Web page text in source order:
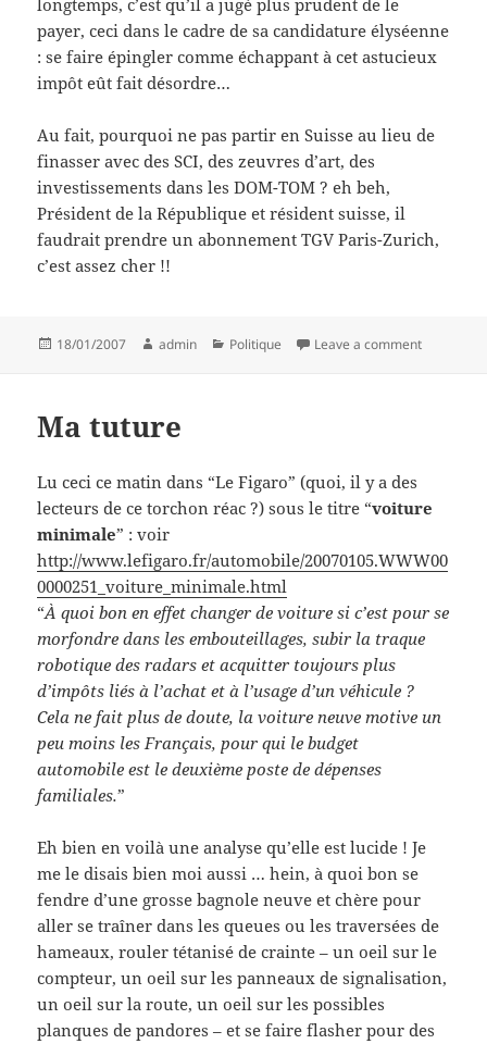
longtemps, c’est qu’il a jugé plus prudent de le
payer, ceci dans le cadre de sa candidature élyséenne
: se faire épingler comme échappant à cet astucieux
impôt eût fait désordre…
Au fait, pourquoi ne pas partir en Suisse au lieu de
finasser avec des SCI, des zeuvres d’art, des
investissements dans les DOM-TOM ? eh beh,
Président de la République et résident suisse, il
faudrait prendre un abonnement TGV Paris-Zurich,
c’est assez cher !!
Posted
18/01/2007 Author
admin Categories
Politique Leave a commenton ISFistes
Ma tuture
Lu ceci ce matin dans “Le Figaro” (quoi, il y a des
lecteurs de ce torchon réac ?) sous le titre “voiture
minimale” : voir
http://www.lefigaro.fr/automobile/20070105.WWW00
0000251_voiture_minimale.html
“À quoi bon en effet changer de voiture si c’est pour se
morfondre dans les embouteillages, subir la traque
robotique des radars et acquitter toujours plus
d’impôts liés à l’achat et à l’usage d’un véhicule ?
Cela ne fait plus de doute, la voiture neuve motive un
peu moins les Français, pour qui le budget
automobile est le deuxième poste de dépenses
familiales.”
Eh bien en voilà une analyse qu’elle est lucide ! Je
me le disais bien moi aussi … hein, à quoi bon se
fendre d’une grosse bagnole neuve et chère pour
aller se traîner dans les queues ou les traversées de
hameaux, rouler tétanisé de crainte – un oeil sur le
compteur, un oeil sur les panneaux de signalisation,
un oeil sur la route, un oeil sur les possibles
planques de pandores – et se faire flasher pour des